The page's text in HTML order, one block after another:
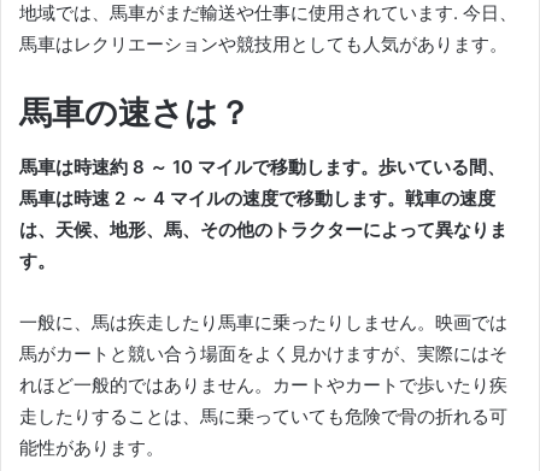
地域では、馬車がまだ輸送や仕事に使用されています. 今日、
馬車はレクリエーションや競技用としても人気があります。
馬車の速さは？
馬車は時速約 8 ～ 10 マイルで移動します。 歩いている間、
馬車は時速 2 ～ 4 マイルの速度で移動します。 戦車の速度
は、天候、地形、馬、その他のトラクターによって異なりま
す。
一般に、馬は疾走したり馬車に乗ったりしません。 映画では
馬がカートと競い合う場面をよく見かけますが、実際にはそ
れほど一般的ではありません。
カートやカートで歩いたり疾
走したりすることは、馬に乗っていても危険で骨の折れる可
能性があります。